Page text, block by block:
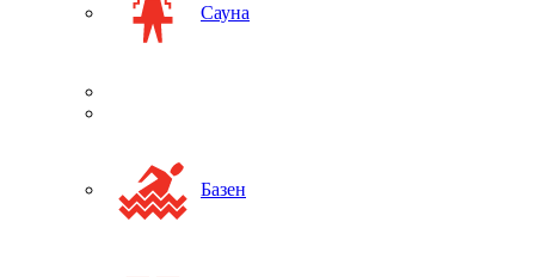
Сауна
Базен